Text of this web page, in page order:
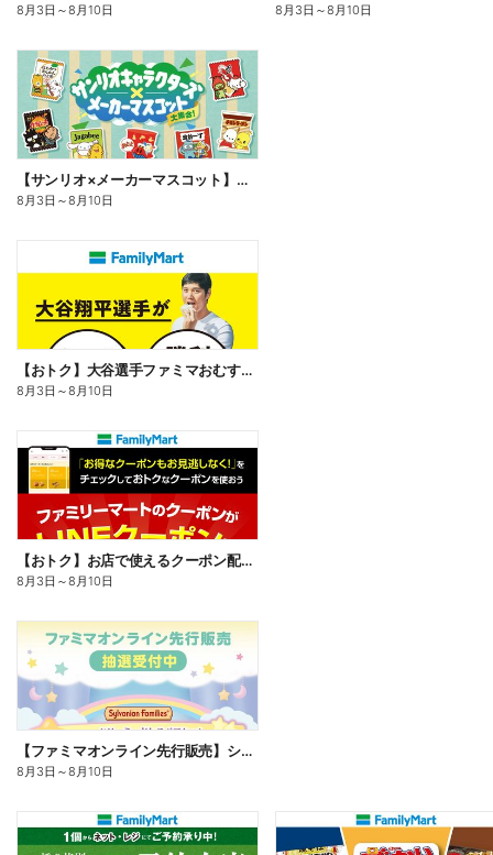
8月3日 ～8月10日 8月3日 ～8月10日
【サンリオ×メーカーマスコット】オリジナルグッズ貰える!
8月3日 ～8月10日
【おトク】大谷選手ファミマおむすび割
8月3日 ～8月10日
【おトク】お店で使えるクーポン配信中
8月3日 ～8月10日
【ファミマオンライン先行販売】シルバニアファミリー
8月3日 ～8月10日